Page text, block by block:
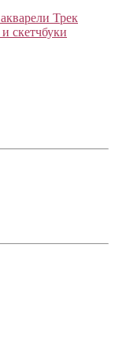
Трек
скетчбуки